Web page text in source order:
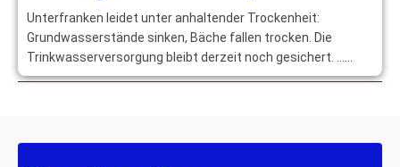
Unterfranken leidet unter anhaltender Trockenheit:
Grundwasserstände sinken, Bäche fallen trocken. Die
Trinkwasserversorgung bleibt derzeit noch gesichert. …
mehr